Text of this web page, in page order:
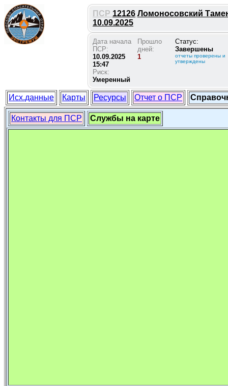
ПСР 12126 Ломоносовский
10.09.2025
Дата начала
ПСР:
10.09.2025
15:47
Риск:
Умеренный
Прошло
дней:
1
Статус:
Завершены
отчеты проверены и
утверждены
Исх.данные Карты Ресурсы Отчет о ПСР
Контакты для ПСР Службы на карте